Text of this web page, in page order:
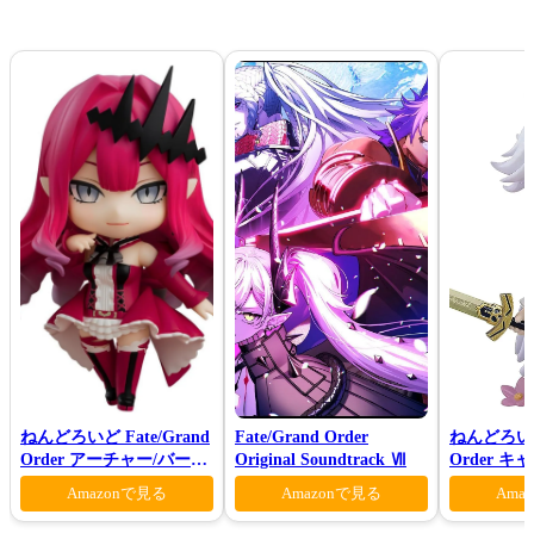
ねんどろいど Fate/Grand
Order アーチャー/バーヴ
ァン シー
Amazonで見る
Fate/Grand Order
Original Soundtrack Ⅶ
Amazonで見る
ねんどろ
Order キ
ン 花の魔